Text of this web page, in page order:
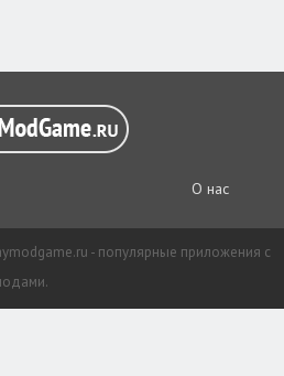
О нас
- популярные приложения с